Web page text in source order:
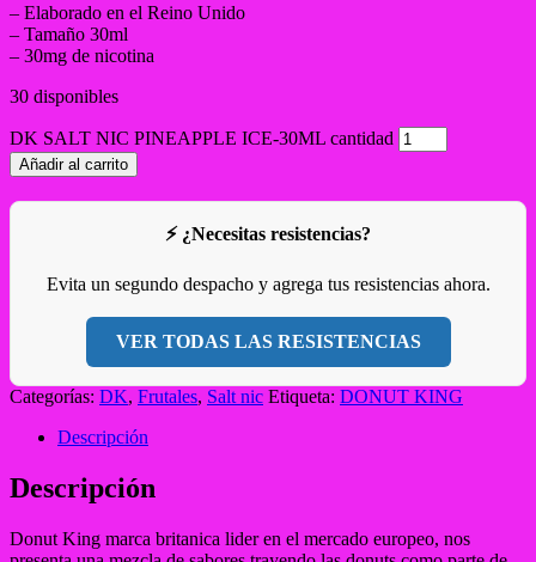
– Elaborado en el Reino Unido
– Tamaño 30ml
– 30mg de nicotina
30 disponibles
DK SALT NIC PINEAPPLE ICE-30ML cantidad
Añadir al carrito
⚡ ¿Necesitas resistencias?
Evita un segundo despacho y agrega tus resistencias ahora.
VER TODAS LAS RESISTENCIAS
Categorías: DK, Frutales, Salt nic Etiqueta: DONUT KING
Descripción
Descripción
Donut King marca britanica lider en el mercado europeo, nos